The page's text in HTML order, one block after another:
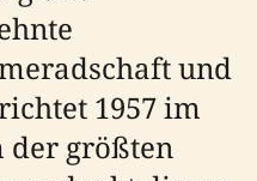
und
1957 im
der größten